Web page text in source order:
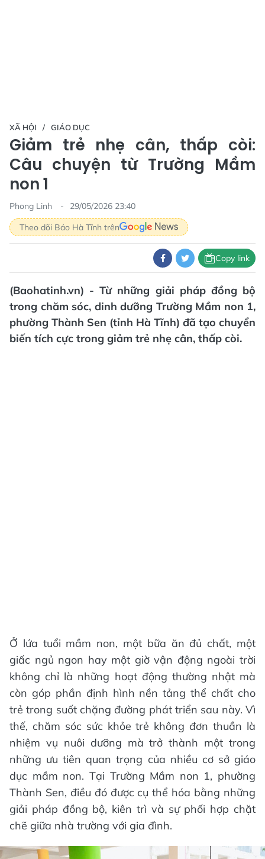
XÃ HỘI GIÁO DỤC
Giảm trẻ nhẹ cân, thấp còi:
Câu chuyện từ Trường Mầm
non 1
Phong Linh
29/05/2026 23:40
Theo dõi Báo Hà Tĩnh trên
Copy link
(Baohatinh.vn) - Từ những giải pháp đồng bộ
trong chăm sóc, dinh dưỡng Trường Mầm non 1,
phường Thành Sen (tỉnh Hà Tĩnh) đã tạo chuyển
biến tích cực trong giảm trẻ nhẹ cân, thấp còi.
Ở lứa tuổi mầm non, một bữa ăn đủ chất, một
giấc ngủ ngon hay một giờ vận động ngoài trời
không chỉ là những hoạt động thường nhật mà
còn góp phần định hình nền tảng thể chất cho
trẻ trong suốt chặng đường phát triển sau này. Vì
thế, chăm sóc sức khỏe trẻ không đơn thuần là
nhiệm vụ nuôi dưỡng mà trở thành một trong
những ưu tiên quan trọng của nhiều cơ sở giáo
dục mầm non. Tại Trường Mầm non 1, phường
Thành Sen, điều đó được cụ thể hóa bằng những
giải pháp đồng bộ, kiên trì và sự phối hợp chặt
chẽ giữa nhà trường với gia đình.